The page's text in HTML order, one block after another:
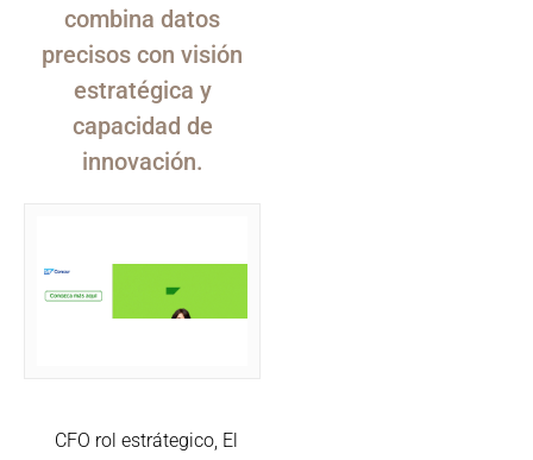
combina datos
precisos con visión
estratégica y
capacidad de
innovación.
CFO rol estrátegico, El